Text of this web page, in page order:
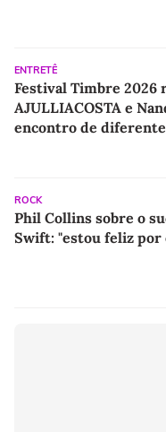
ENTRETÊ
Festival Timbre 2026
AJULLIACOSTA e
encontro de
ROCK
Phil Collins sobre o
Swift: "estou feliz por